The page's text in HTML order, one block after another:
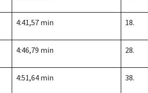
4:41,57 min 18.
4:46,79 min 28.
4:51,64 min 38.